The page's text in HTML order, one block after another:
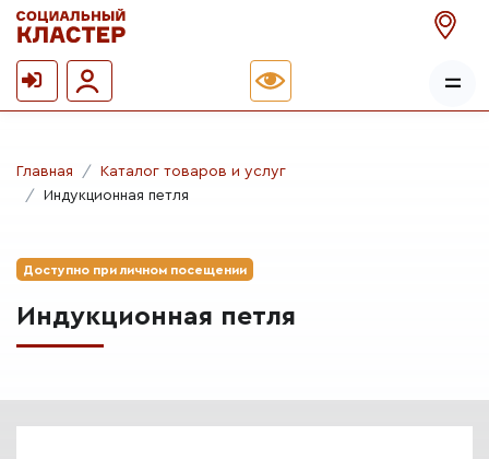
Главная
Каталог товаров и услуг
Индукционная петля
Доступно при личном посещении
Индукционная петля